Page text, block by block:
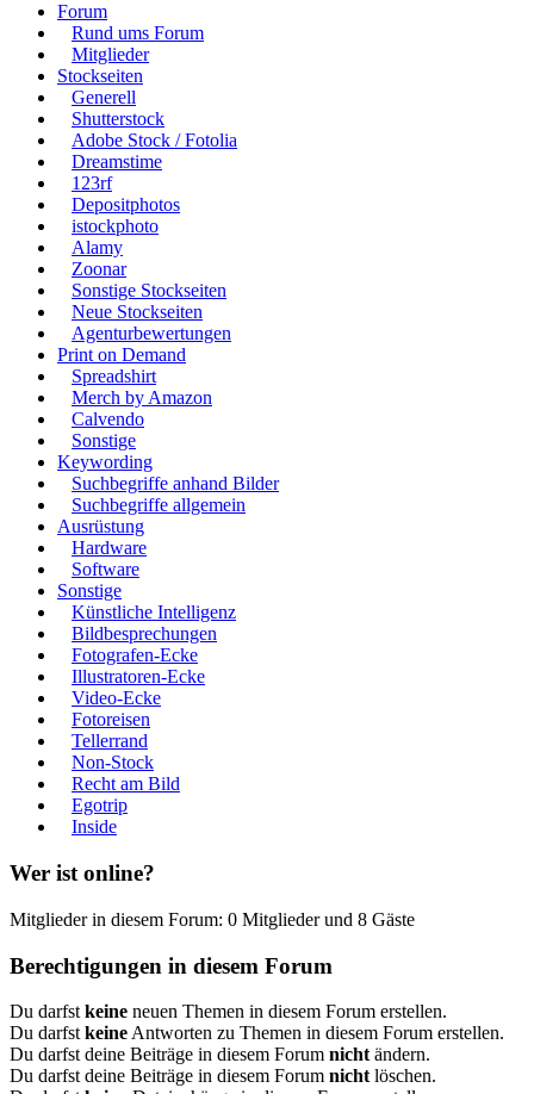
Forum
Rund ums Forum
Mitglieder
Stockseiten
Generell
Shutterstock
Adobe Stock / Fotolia
Dreamstime
123rf
Depositphotos
istockphoto
Alamy
Zoonar
Sonstige Stockseiten
Neue Stockseiten
Agenturbewertungen
Print on Demand
Spreadshirt
Merch by Amazon
Calvendo
Sonstige
Keywording
Suchbegriffe anhand Bilder
Suchbegriffe allgemein
Ausrüstung
Hardware
Software
Sonstige
Künstliche Intelligenz
Bildbesprechungen
Fotografen-Ecke
Illustratoren-Ecke
Video-Ecke
Fotoreisen
Tellerrand
Non-Stock
Recht am Bild
Egotrip
Inside
Wer ist online?
Mitglieder in diesem Forum: 0 Mitglieder und 8 Gäste
Berechtigungen in diesem Forum
Du darfst keine neuen Themen in diesem Forum erstellen.
Du darfst keine Antworten zu Themen in diesem Forum erstellen.
Du darfst deine Beiträge in diesem Forum nicht ändern.
Du darfst deine Beiträge in diesem Forum nicht löschen.